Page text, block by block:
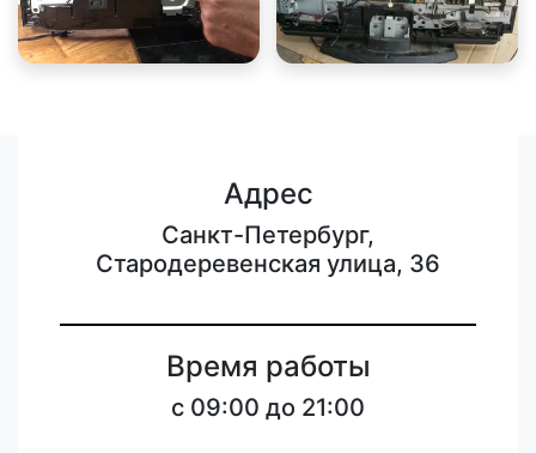
Адрес
Санкт-Петербург,
Стародеревенская улица, 36
Время работы
c 09:00 до 21:00